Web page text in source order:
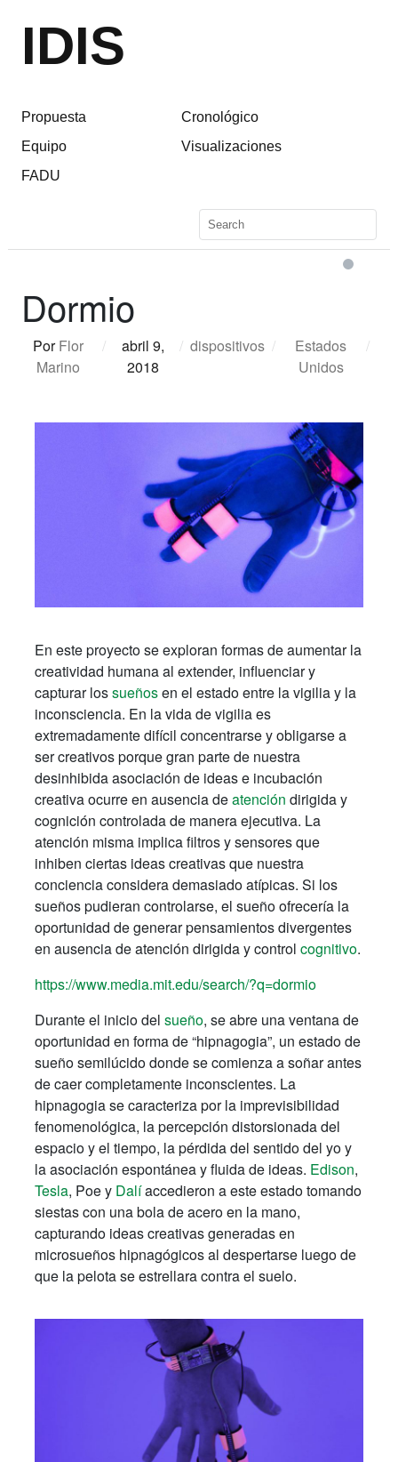
IDIS
Propuesta
Equipo
FADU
Cronológico
Visualizaciones
Dormio
PorFlor
Marino
/
abril 9,
2018
/ dispositivos /
Estados
Unidos
/
En este proyecto se exploran formas de aumentar la
creatividad humana al extender, influenciar y
capturar lossueñosen el estado entre la vigilia y la
inconsciencia. En la vida de vigilia es
extremadamente difícil concentrarse y obligarse a
ser creativos porque gran parte de nuestra
desinhibida asociación de ideas e incubación
creativa ocurre en ausencia deatención dirigida y
cognición controlada de manera ejecutiva. La
atención misma implica filtros y sensores que
inhiben ciertas ideas creativas que nuestra
conciencia considera demasiado atípicas. Si los
sueños pudieran controlarse, el sueño ofrecería la
oportunidad de generar pensamientos divergentes
en ausencia de atención dirigida y control cognitivo.
https://www.media.mit.edu/search/?q=dormio
Durante el inicio del sueño, se abre una ventana de
oportunidad en forma de “hipnagogia”, un estado de
sueño semilúcido donde se comienza a soñar antes
de caer completamente inconscientes. La
hipnagogia se caracteriza por la imprevisibilidad
fenomenológica, la percepción distorsionada del
espacio y el tiempo, la pérdida del sentido del yo y
la asociación espontánea y fluida de ideas. Edison,
Tesla, Poe y Dalíaccedieron a este estado tomando
siestas con una bola de acero en la mano,
capturando ideas creativas generadas en
microsueños hipnagógicos al despertarse luego de
que la pelota se estrellara contra el suelo.